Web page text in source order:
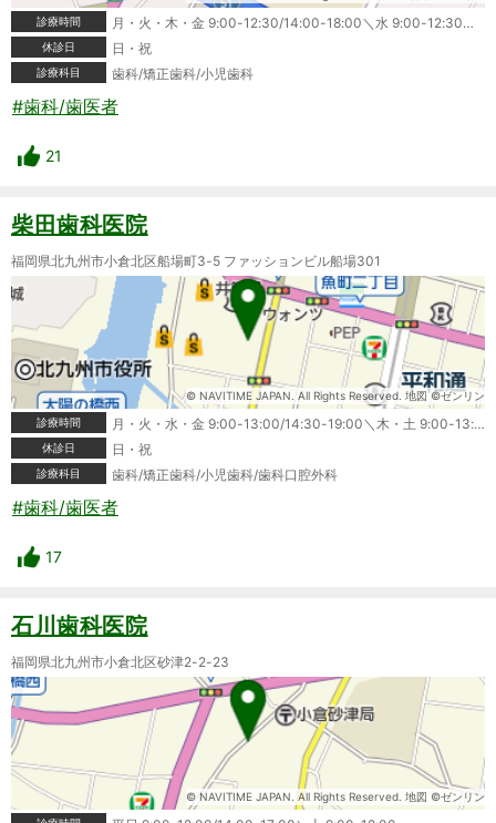
診療時間
月・火・木・金 9:00-12:30/14:00-18:00＼水 9:00-12:30＼土 9:00-12:30/14:00-17:00
休診日 日・祝
診療科目 歯科/矯正歯科/小児歯科
#歯科/歯医者
21
柴田歯科医院
福岡県北九州市小倉北区船場町3-5 ファッションビル船場301
© NAVITIME JAPAN. All Rights Reserved. 地図 ©ゼンリン
診療時間
月・火・水・金 9:00-13:00/14:30-19:00＼木・土 9:00-13:00
休診日 日・祝
診療科目 歯科/矯正歯科/小児歯科/歯科口腔外科
#歯科/歯医者
17
石川歯科医院
福岡県北九州市小倉北区砂津2-2-23
© NAVITIME JAPAN. All Rights Reserved. 地図 ©ゼンリン